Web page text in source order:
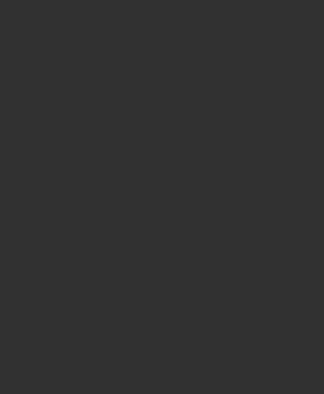
della BBC con il
Kelly
del Sud spiegava perfettamente i
da casa da genitori, ma allora non
il filmato del 2017 sarebbe diventato
oggi.